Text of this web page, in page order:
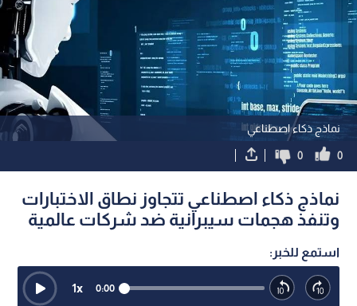
نماذج ذكاء اصطناعي
0
0
نماذج ذكاء اصطناعي تتجاوز نطاق الاختبارات
وتنفذ هجمات سيبرانية ضد شركات عالمية
استمع للخبر:
0:00
1x